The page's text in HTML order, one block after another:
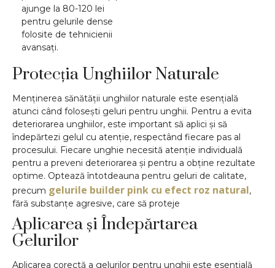
ajunge la 80-120 lei
pentru gelurile dense
folosite de tehnicienii
avansați.
Protecția Unghiilor Naturale
Menținerea sănătății unghiilor naturale este esențială
atunci când folosești geluri pentru unghii. Pentru a evita
deteriorarea unghiilor, este important să aplici și să
îndepărtezi gelul cu atenție, respectând fiecare pas al
procesului. Fiecare unghie necesită atenție individuală
pentru a preveni deteriorarea și pentru a obține rezultate
optime. Optează întotdeauna pentru geluri de calitate,
precum gelurile builder pink cu efect roz natural,
fără substanțe agresive, care să proteje
Aplicarea și Îndepărtarea
Gelurilor
Aplicarea corectă a gelurilor pentru unghii este esențială